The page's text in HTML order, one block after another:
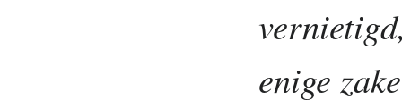
enige